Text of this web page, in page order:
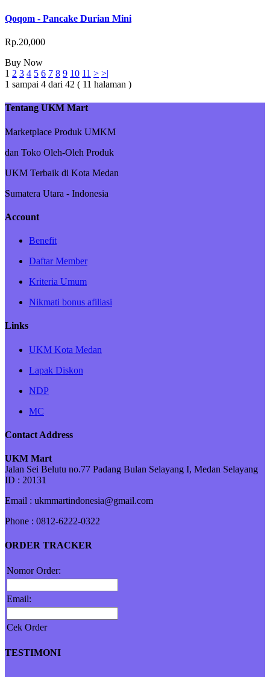
Qoqom - Pancake Durian Mini
Rp.20,000
Buy Now
1 2 3 4 5 6 7 8 9 10 11 > >|
1 sampai 4 dari 42 ( 11 halaman )
Tentang UKM Mart
Marketplace Produk UMKM
dan Toko Oleh-Oleh Produk
UKM Terbaik di Kota Medan
Sumatera Utara - Indonesia
Account
Benefit
Daftar Member
Kriteria Umum
Nikmati bonus afiliasi
Links
UKM Kota Medan
Lapak Diskon
NDP
MC
Contact Address
UKM Mart
Jalan Sei Belutu no.77 Padang Bulan Selayang I, Medan Selayang
ID : 20131
Email : ukmmartindonesia@gmail.com
Phone : 0812-6222-0322
ORDER TRACKER
Nomor Order:
Email:
Cek Order
TESTIMONI